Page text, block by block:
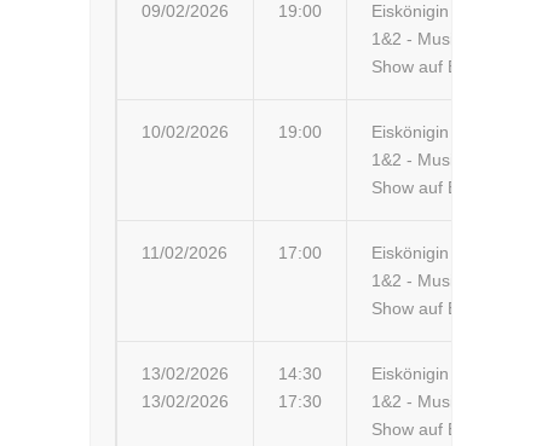
09/02/2026 19:00
Eiskönigin
1&2 - Musik-
Show auf Eis
10/02/2026 19:00
Eiskönigin
1&2 - Musik-
Show auf Eis
11/02/2026 17:00
Eiskönigin
1&2 - Musik-
Show auf Eis
13/02/2026
13/02/2026
14:30
17:30
Eiskönigin
1&2 - Musik-
Show auf Eis